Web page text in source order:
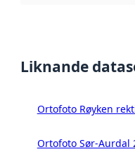
Liknande
Ortofoto Røyken
Ortofoto Sør-Aurdal